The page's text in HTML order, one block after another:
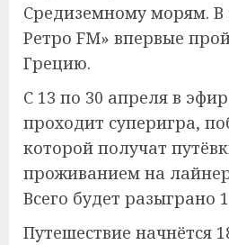
Средиземному морям. В
Ретро FM» впервые
Грецию.
С 13 по 30 апреля в
проходит суперигра,
которой получат
проживанием на
Всего будет разыграно
Путешествие начнётся